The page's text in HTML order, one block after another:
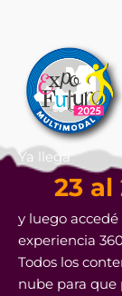
Ya llega
23
y luego
experiencia
Todos los
nube para que